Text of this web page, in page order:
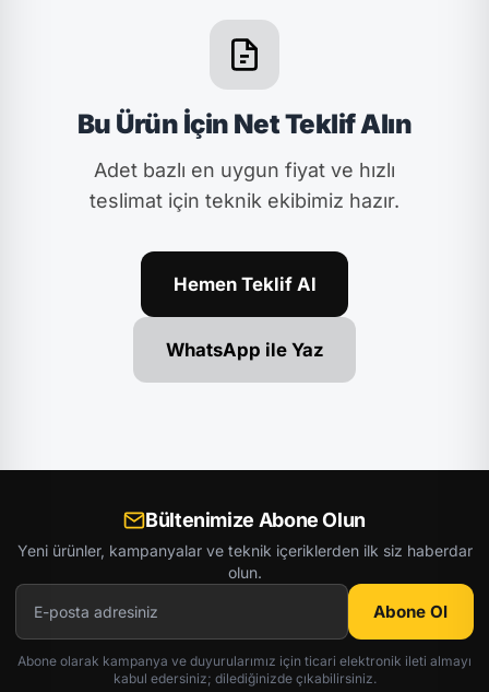
Bu Ürün İçin Net Teklif Alın
Adet bazlı en uygun fiyat ve hızlı
teslimat için teknik ekibimiz hazır.
Hemen Teklif Al
WhatsApp ile Yaz
Bültenimize Abone Olun
Yeni ürünler, kampanyalar ve teknik içeriklerden ilk siz haberdar
olun.
Abone Ol
Abone olarak kampanya ve duyurularımız için ticari elektronik ileti almayı
kabul edersiniz; dilediğinizde çıkabilirsiniz.